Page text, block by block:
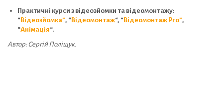
Практичні курси з відеозйомки та відеомонтажу:
“Відеозйомка”, “Відеомонтаж“, “Відеомонтаж Pro”,
“Анімація“.
Автор: Сергій Поліщук.